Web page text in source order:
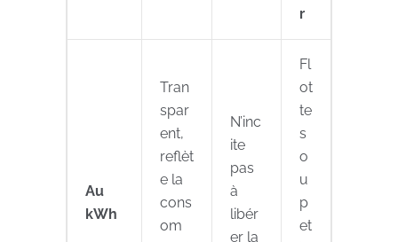
r
Au
kWh
Tran
spar
ent,
reflèt
e la
cons
om
N’inc
ite
pas
à
libér
er la
Fl
ot
te
s
o
u
p
et